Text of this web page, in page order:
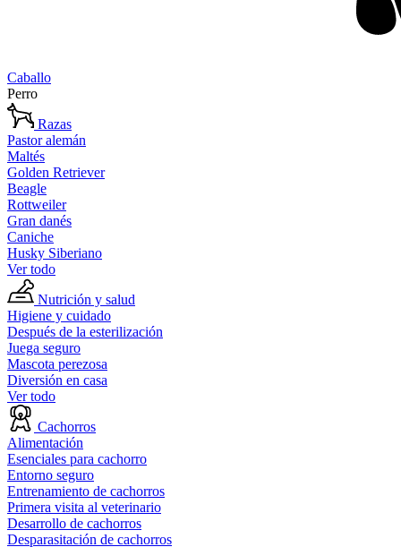
Caballo
Perro
Razas
Pastor alemán
Maltés
Golden Retriever
Beagle
Rottweiler
Gran danés
Caniche
Husky Siberiano
Ver todo
Nutrición y salud
Higiene y cuidado
Después de la esterilización
Juega seguro
Mascota perezosa
Diversión en casa
Ver todo
Cachorros
Alimentación
Esenciales para cachorro
Entorno seguro
Entrenamiento de cachorros
Primera visita al veterinario
Desarrollo de cachorros
Desparasitación de cachorros